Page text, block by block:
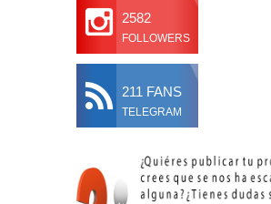
2582
FOLLOWERS
211 FANS
TELEGRAM